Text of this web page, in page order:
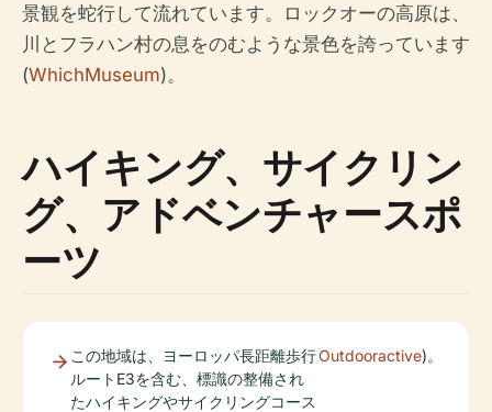
景観を蛇行して流れています。ロックオーの高原は、
川とフラハン村の息をのむような景色を誇っています
(WhichMuseum)。
ハイキング、サイクリン
グ、アドベンチャースポ
ーツ
この地域は、ヨーロッパ長距離歩行
ルートE3を含む、標識の整備され
たハイキングやサイクリングコース
Outdooractive)。